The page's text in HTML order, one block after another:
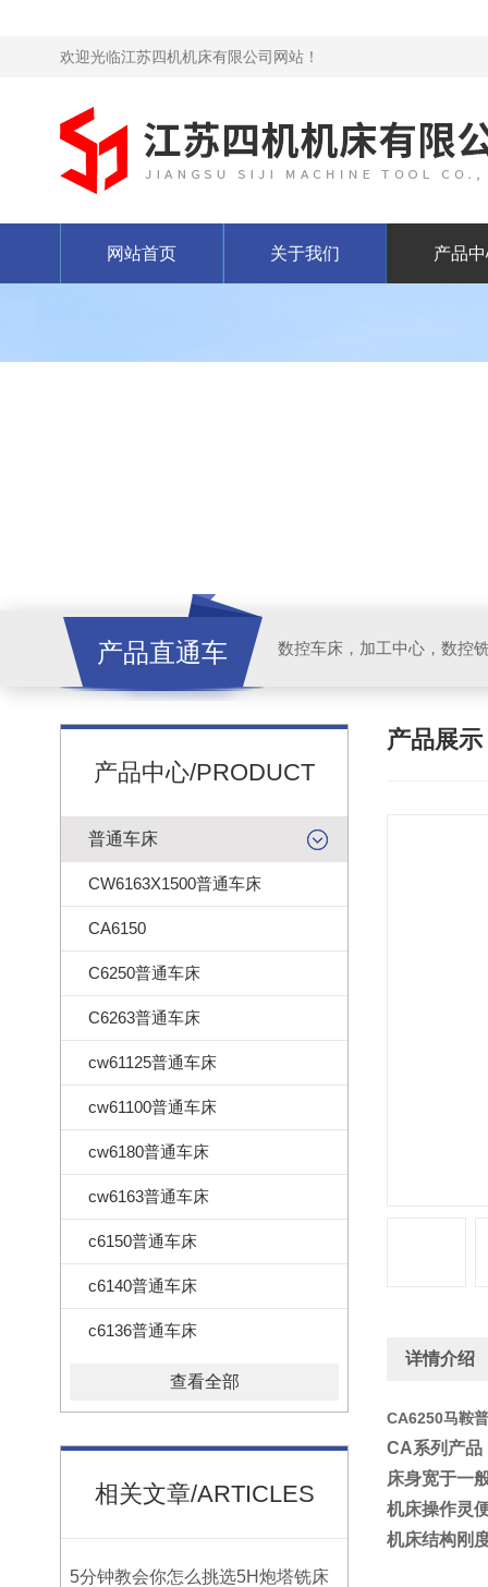
欢迎光临江苏四机机床有限公司网站！
网站首页 关于我们 产品
产品直通车
产品中心/PRODUCT
普通车床
CW6163X1500普通车床
CA6150
C6250普通车床
C6263普通车床
cw61125普通车床
cw61100普通车床
cw6180普通车床
cw6163普通车床
c6150普通车床
c6140普通车床
c6136普通车床
查看全部
相关文章/ARTICLES
5分钟教会你怎么挑选5H炮塔铣床
产品展示
详情介绍
CA6250马鞍
CA系列产品
床身宽于一
机床操作灵
机床结构刚